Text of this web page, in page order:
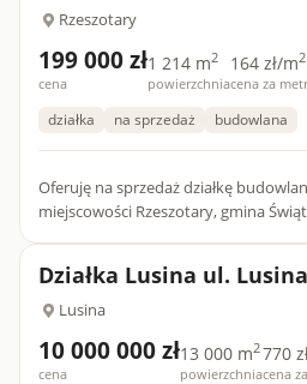
Rzeszotary
199 000 zł
cena
1 214 m2
powierzchnia
164 zł/m2
cena za metr
działka na sprzedaż budowlana
Oferuję na sprzedaż działkę
miejscowości Rzeszotary, gmina
Działka Lusina ul. Lusina
Lusina
10 000 000 zł
cena
13 000 m2
powierzchnia
770
cena